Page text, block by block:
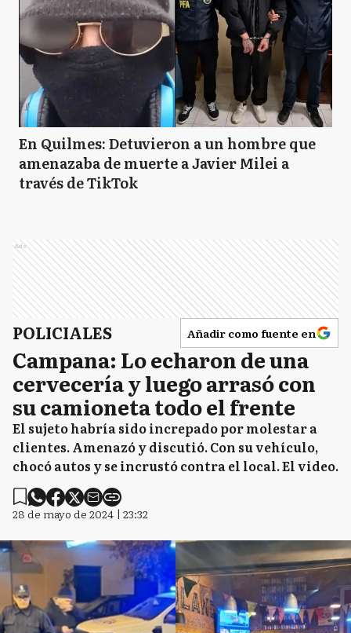
En Quilmes: Detuvieron a un hombre que
amenazaba de muerte a Javier Milei a
través de TikTok
Ads
POLICIALES Añadir como fuente en
Campana: Lo echaron de una
cervecería y luego arrasó con
su camioneta todo el frente
El sujeto habría sido increpado por molestar a
clientes. Amenazó y discutió. Con su vehículo,
chocó autos y se incrustó contra el local. El video.
28 de mayo de 2024 | 23:32